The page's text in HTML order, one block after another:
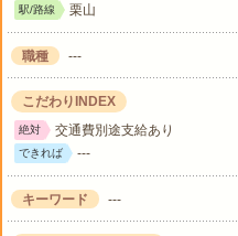
駅/路線 栗山
職種 ---
こだわりINDEX
絶対 交通費別途支給あり
できれば ---
キーワード ---